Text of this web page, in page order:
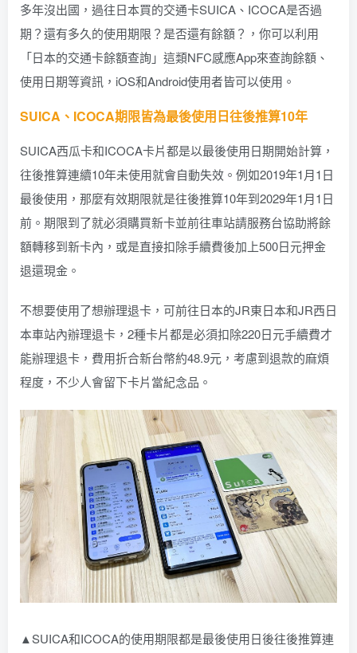
多年沒出國，過往日本買的交通卡SUICA、ICOCA是否過
期？還有多久的使用期限？是否還有餘額？，你可以利用
「日本的交通卡餘額查詢」這類NFC感應App來查詢餘額、
使用日期等資訊，iOS和Android使用者皆可以使用。
SUICA、ICOCA期限皆為最後使用日往後推算10年
SUICA西瓜卡和ICOCA卡片都是以最後使用日期開始計算，
往後推算連續10年未使用就會自動失效。例如2019年1月1日
最後使用，那麼有效期限就是往後推算10年到2029年1月1日
前。期限到了就必須購買新卡並前往車站請服務台協助將餘
額轉移到新卡內，或是直接扣除手續費後加上500日元押金
退還現金。
不想要使用了想辦理退卡，可前往日本的JR東日本和JR西日
本車站內辦理退卡，2種卡片都是必須扣除220日元手續費才
能辦理退卡，費用折合新台幣約48.9元，考慮到退款的麻煩
程度，不少人會留下卡片當紀念品。
▲SUICA和ICOCA的使用期限都是最後使用日後往後推算連